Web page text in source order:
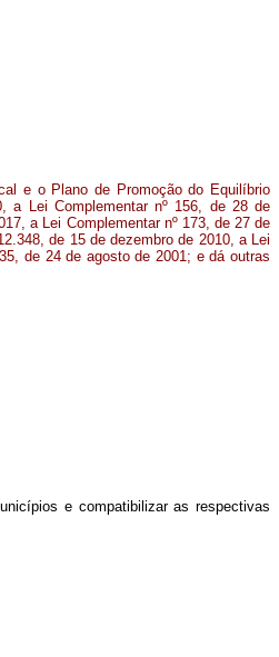
e o Plano de Promoção do Equilíbrio
a Lei Complementar nº 156, de 28 de
a Lei Complementar nº 173, de 27 de
de 15 de dezembro de 2010, a Lei
de 24 de agosto de 2001; e dá outras
e compatibilizar as respectivas